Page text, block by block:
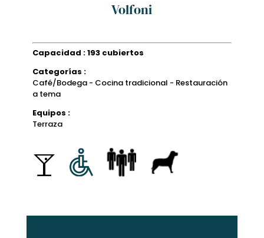
Volfoni
Capacidad : 193 cubiertos
Categorías :
Café/Bodega - Cocina tradicional - Restauración
a tema
Equipos :
Terraza